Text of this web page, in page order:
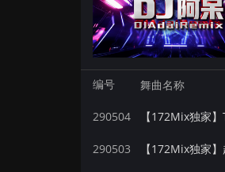
编号 舞曲名称
290504
290503 【172Mix独家